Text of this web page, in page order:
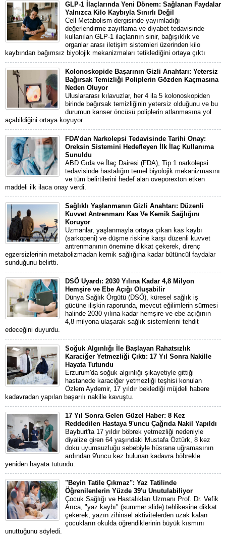
GLP-1 İlaçlarında Yeni Dönem: Sağlanan Faydalar
Yalnızca Kilo Kaybıyla Sınırlı Değil
Cell Metabolism dergisinde yayımladığı
değerlendirme zayıflama ve diyabet tedavisinde
kullanılan GLP-1 ilaçlarının sinir, bağışıklık ve
organlar arası iletişim sistemleri üzerinden kilo
kaybından bağımsız biyolojik mekanizmaları tetiklediğini ortaya çıktı
Kolonoskopide Başarının Gizli Anahtarı: Yetersiz
Bağırsak Temizliği Poliplerin Gözden Kaçmasına
Neden Oluyor
Uluslararası kılavuzlar, her 4 ila 5 kolonoskopiden
birinde bağırsak temizliğinin yetersiz olduğunu ve bu
durumun kanser öncüsü poliplerin atlanmasına yol
açabildiğini ortaya koyuyor.
FDA’dan Narkolepsi Tedavisinde Tarihi Onay:
Oreksin Sistemini Hedefleyen İlk İlaç Kullanıma
Sunuldu
ABD Gıda ve İlaç Dairesi (FDA), Tip 1 narkolepsi
tedavisinde hastalığın temel biyolojik mekanizmasını
ve tüm belirtilerini hedef alan oveporexton etken
maddeli ilk ilaca onay verdi.
Sağlıklı Yaşlanmanın Gizli Anahtarı: Düzenli
Kuvvet Antrenmanı Kas Ve Kemik Sağlığını
Koruyor
Uzmanlar, yaşlanmayla ortaya çıkan kas kaybı
(sarkopeni) ve düşme riskine karşı düzenli kuvvet
antrenmanının önemine dikkat çekerek, direnç
egzersizlerinin metabolizmadan kemik sağlığına kadar bütüncül faydalar
sunduğunu belirtti.
DSÖ Uyardı: 2030 Yılına Kadar 4,8 Milyon
Hemşire ve Ebe Açığı Oluşabilir
Dünya Sağlık Örgütü (DSÖ), küresel sağlık iş
gücüne ilişkin raporunda, mevcut eğilimlerin sürmesi
halinde 2030 yılına kadar hemşire ve ebe açığının
4,8 milyona ulaşarak sağlık sistemlerini tehdit
edeceğini duyurdu.
Soğuk Algınlığı İle Başlayan Rahatsızlık
Karaciğer Yetmezliği Çıktı: 17 Yıl Sonra Nakille
Hayata Tutundu
Erzurum'da soğuk algınlığı şikayetiyle gittiği
hastanede karaciğer yetmezliği teşhisi konulan
Özlem Aydemir, 17 yıldır beklediği müjdeli habere
kadavradan yapılan başarılı nakille kavuştu.
17 Yıl Sonra Gelen Güzel Haber: 8 Kez
Reddedilen Hastaya 9'uncu Çağrıda Nakil Yapıldı
Bayburt'ta 17 yıldır böbrek yetmezliği nedeniyle
diyalize giren 64 yaşındaki Mustafa Öztürk, 8 kez
doku uyumsuzluğu sebebiyle hüsrana uğramasının
ardından 9'uncu kez bulunan kadavra böbrekle
yeniden hayata tutundu.
"Beyin Tatile Çıkmaz": Yaz Tatilinde
Öğrenilenlerin Yüzde 39'u Unutulabiliyor
Çocuk Sağlığı ve Hastalıkları Uzmanı Prof. Dr. Vefik
Arıca, "yaz kaybı" (summer slide) tehlikesine dikkat
çekerek, yazın zihinsel aktivitelerden uzak kalan
çocukların okulda öğrendiklerinin büyük kısmını
unuttuğunu söyledi.